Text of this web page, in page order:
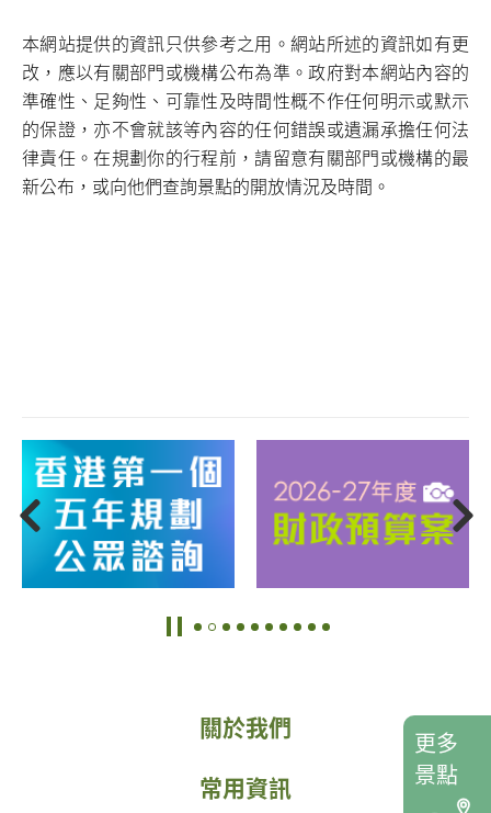
本網站提供的資訊只供參考之用。網站所述的資訊如有更
改，應以有關部門或機構公布為準。政府對本網站內容的
準確性、足夠性、可靠性及時間性概不作任何明示或默示
的保證，亦不會就該等內容的任何錯誤或遺漏承擔任何法
律責任。在規劃你的行程前，請留意有關部門或機構的最
新公布，或向他們查詢景點的開放情況及時間。
關於我們
常用資訊
更多
景點